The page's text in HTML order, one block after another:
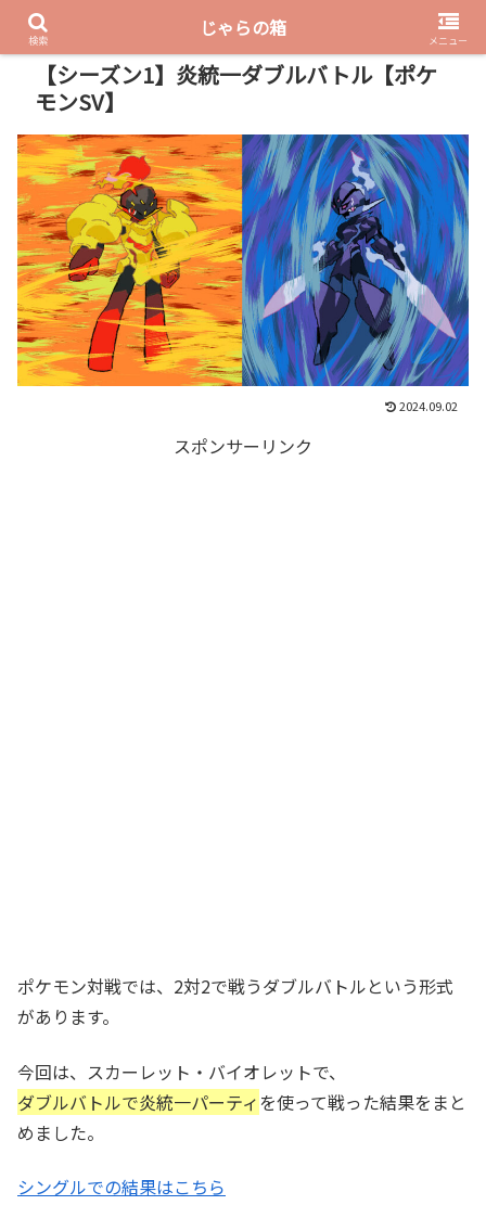
PR
【シーズン1】炎統一ダブルバトル【ポケ
モンSV】
2024.09.02
スポンサーリンク
ポケモン対戦では、2対2で戦うダブルバトルという形式
があります。
今回は、スカーレット・バイオレットで、
ダブルバトルで炎統一パーティを使って戦った結果をまと
めました。
シングルでの結果はこちら
検索
じゃらの箱
メニュー